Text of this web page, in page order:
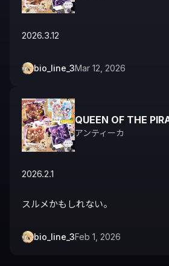
2026.3.12
bio_line_3Mar 12, 2026
QUEEN OF THE
アンティーカ
2026.2.1
スルメかもしれない。
bio_line_3Feb 1, 2026